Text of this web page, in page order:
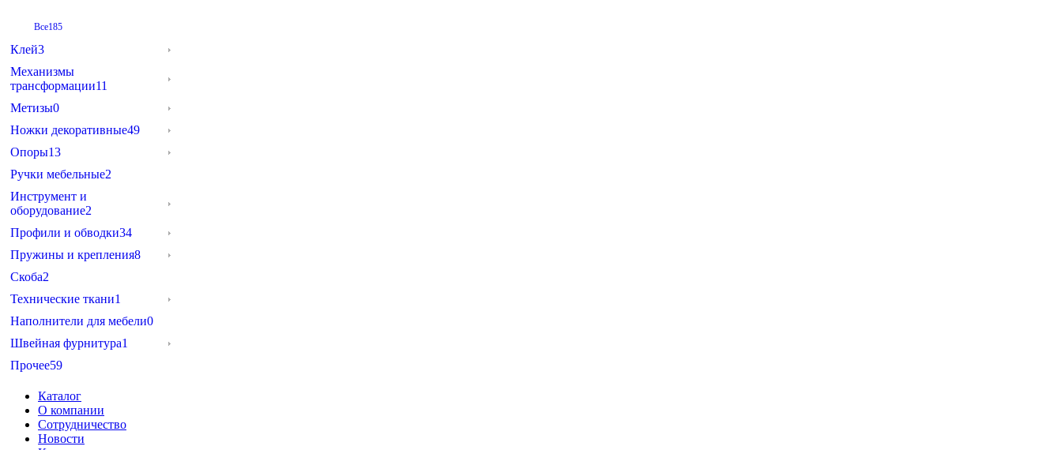
Все185
Клей3
Механизмы
трансформации11
Метизы0
Ножки декоративные49
Опоры13
Ручки мебельные2
Инструмент и
оборудование2
Профили и обводки34
Пружины и крепления8
Скоба2
Технические ткани1
Наполнители для мебели0
Швейная фурнитура1
Прочее59
Каталог
О компании
Сотрудничество
Новости